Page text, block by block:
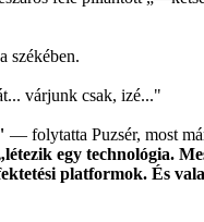
székében.
várjunk csak, izé..."
— folytatta Puzsér, most
egy technológia.
platformok. És